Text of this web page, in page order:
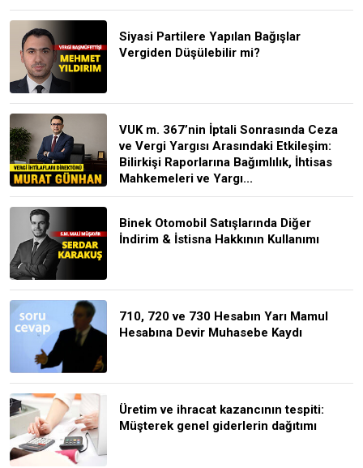
Siyasi Partilere Yapılan Bağışlar
Vergiden Düşülebilir mi?
VUK m. 367’nin İptali Sonrasında Ceza
ve Vergi Yargısı Arasındaki Etkileşim:
Bilirkişi Raporlarına Bağımlılık, İhtisas
Mahkemeleri ve Yargı...
Binek Otomobil Satışlarında Diğer
İndirim & İstisna Hakkının Kullanımı
710, 720 ve 730 Hesabın Yarı Mamul
Hesabına Devir Muhasebe Kaydı
Üretim ve ihracat kazancının tespiti:
Müşterek genel giderlerin dağıtımı